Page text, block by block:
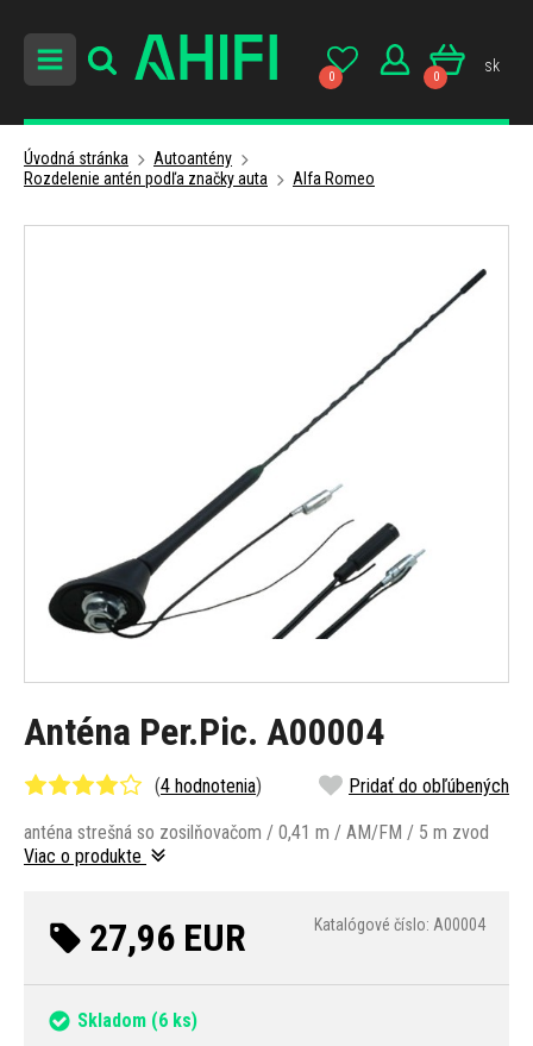
0 0
sk
Úvodná stránka
Autoantény
Rozdelenie antén podľa značky auta
Alfa Romeo
Anténa Per.Pic. A00004
(4 hodnotenia) Pridať do obľúbených
anténa strešná so zosilňovačom / 0,41 m / AM/FM / 5 m zvod
Viac o produkte
27,96 EUR Katalógové číslo: A00004
Skladom (6 ks)